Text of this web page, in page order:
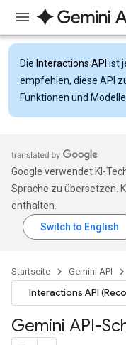
Die Interactions API ist
empfehlen, diese API
Funktionen und
Google verwendet KI-
Sprache zu übersetzen.
enthalten.
Startseite Gemini API
Interactions API
Gemini API-